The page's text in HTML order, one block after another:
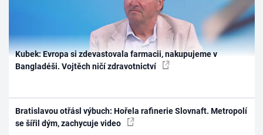
Kubek: Evropa si zdevastovala farmacii, nakupujeme v
Bangladéši. Vojtěch ničí zdravotnictví
Bratislavou otřásl výbuch: Hořela rafinerie Slovnaft. Metropolí
se šířil dým, zachycuje video